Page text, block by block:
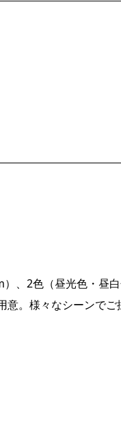
、2色（昼光色・昼
意。様々なシーンでご